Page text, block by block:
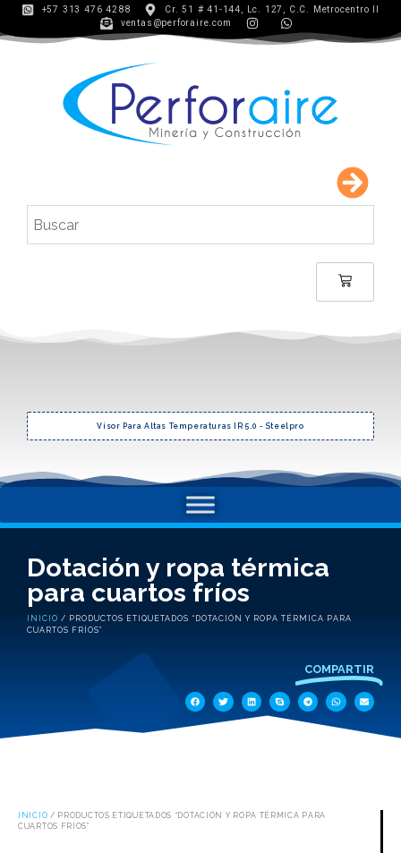
+57 313 476 4288
Cr. 51 # 41-144, Lc. 127, C.C. Metrocentro II
ventas@perforaire.com
Visor Para Altas Temperaturas IR 5.0 - Steelpro
Dotación y ropa térmica
para cuartos fríos
INICIO / PRODUCTOS ETIQUETADOS “DOTACIÓN Y ROPA TÉRMICA PARA
CUARTOS FRÍOS”
COMPARTIR
INICIO / PRODUCTOS ETIQUETADOS “DOTACIÓN Y ROPA TÉRMICA PARA
CUARTOS FRÍOS”